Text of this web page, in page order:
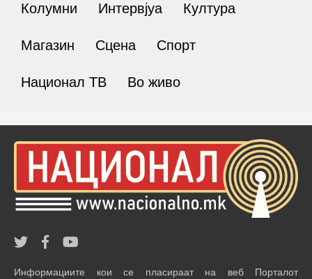
Колумни Интервјуа Култура
Магазин Сцена Спорт
Национал ТВ Во живо
Информациите кои се пласираат на веб Порталот